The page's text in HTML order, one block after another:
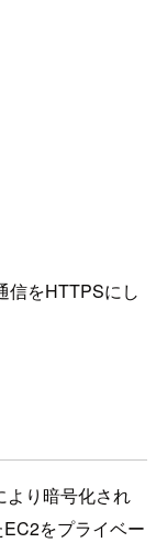
信をHTTPSにし
より暗号化され
をプライベー